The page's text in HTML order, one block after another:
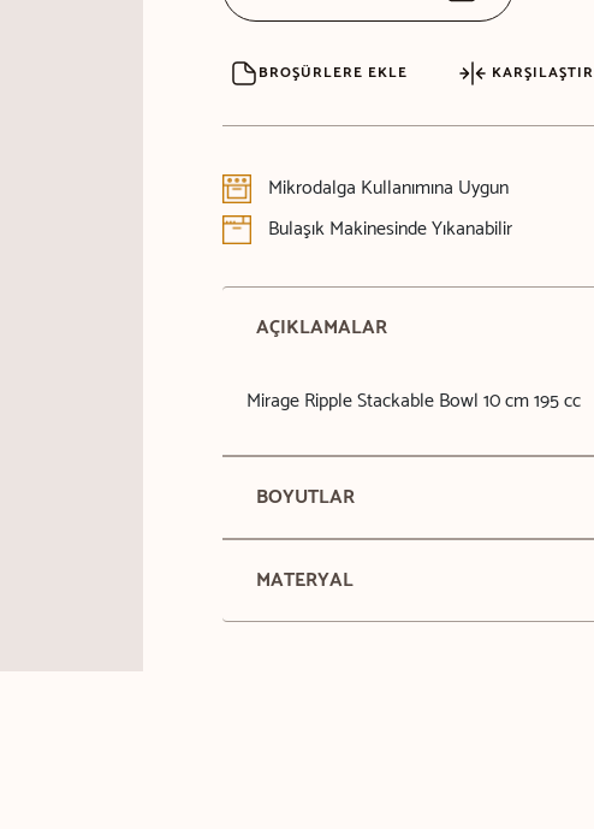
BROŞÜRLERE EKLE KARŞILAŞTIR
Mikrodalga Kullanımına Uygun
Bulaşık Makinesinde Yıkanabilir
AÇIKLAMALAR
Mirage Ripple Stackable Bowl 10 cm 195 cc
BOYUTLAR
MATERYAL